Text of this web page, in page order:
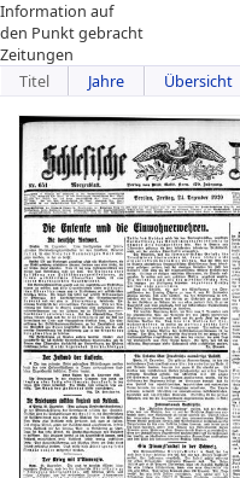
Information auf
den Punkt gebracht
Zeitungen
Titel
Jahre Übersicht